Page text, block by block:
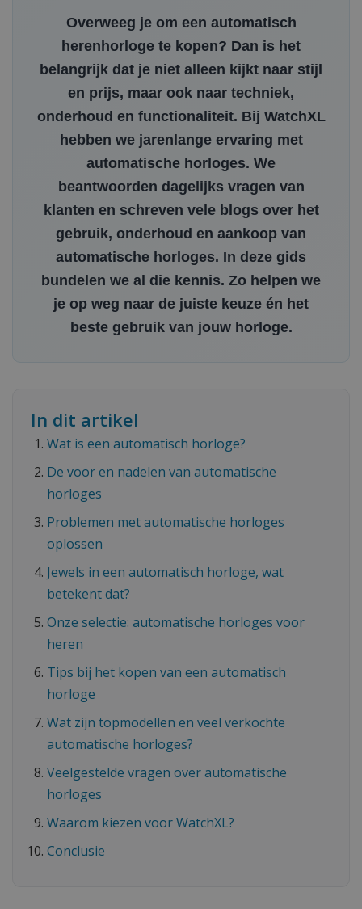
Overweeg je om een automatisch
herenhorloge te kopen? Dan is het
belangrijk dat je niet alleen kijkt naar stijl
en prijs, maar ook naar techniek,
onderhoud en functionaliteit. Bij WatchXL
hebben we jarenlange ervaring met
automatische horloges. We
beantwoorden dagelijks vragen van
klanten en schreven vele blogs over het
gebruik, onderhoud en aankoop van
automatische horloges. In deze gids
bundelen we al die kennis. Zo helpen we
je op weg naar de juiste keuze én het
beste gebruik van jouw horloge.
In dit artikel
Wat is een automatisch horloge?
De voor en nadelen van automatische
horloges
Problemen met automatische horloges
oplossen
Jewels in een automatisch horloge, wat
betekent dat?
Onze selectie: automatische horloges voor
heren
Tips bij het kopen van een automatisch
horloge
Wat zijn topmodellen en veel verkochte
automatische horloges?
Veelgestelde vragen over automatische
horloges
Waarom kiezen voor WatchXL?
Conclusie